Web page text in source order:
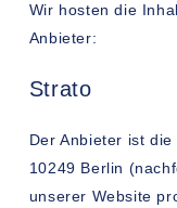
Wir hosten die
Anbieter:
Strato
Der Anbieter ist
10249 Berlin
unserer Website